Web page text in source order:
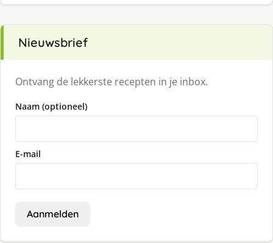
Nieuwsbrief
Ontvang de lekkerste recepten in je inbox.
Naam (optioneel)
E-mail
Aanmelden